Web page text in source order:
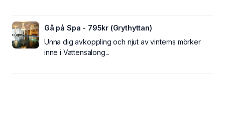
Gå på Spa - 795kr (Grythyttan)
Unna dig avkoppling och njut av vinterns mörker
inne i Vattensalong...